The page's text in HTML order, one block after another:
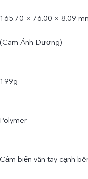
165.70 × 76.00 × 8.09
(Cam Ánh Dương)
199g
Polymer
Cảm biến vân tay cạnh